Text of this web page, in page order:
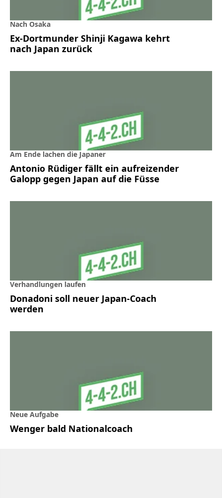
Nach Osaka
Ex-Dortmunder Shinji Kagawa kehrt
nach Japan zurück
Am Ende lachen die Japaner
Antonio Rüdiger fällt ein aufreizender
Galopp gegen Japan auf die Füsse
Verhandlungen laufen
Donadoni soll neuer Japan-Coach
werden
Neue Aufgabe
Wenger bald Nationalcoach